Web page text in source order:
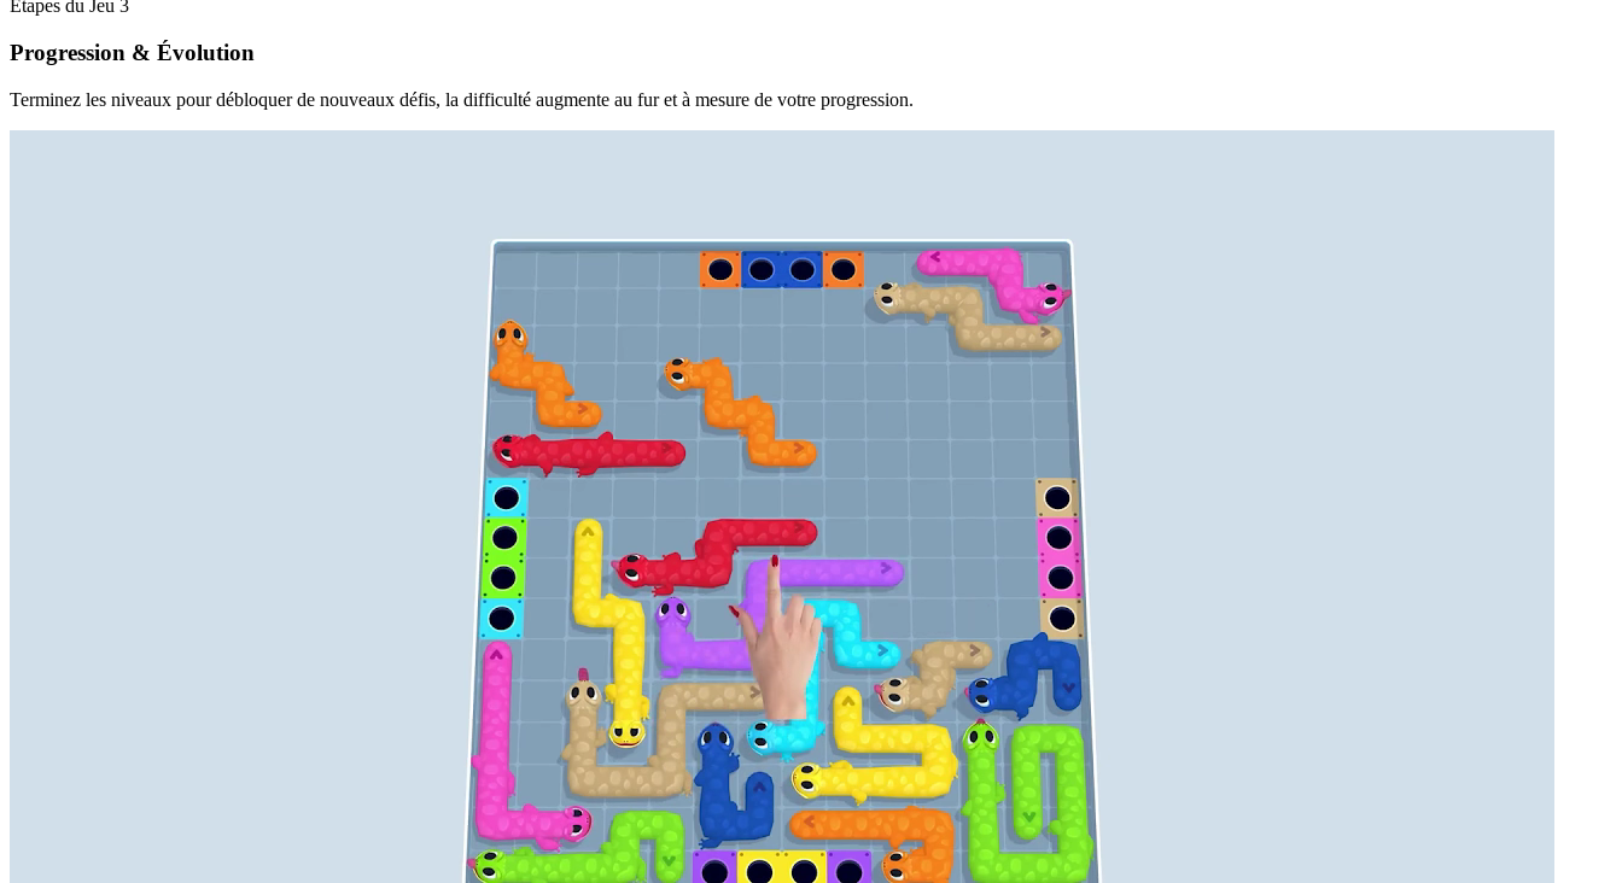
Étapes du Jeu 3
Progression & Évolution
Terminez les niveaux pour débloquer de nouveaux défis, la difficulté augmente au fur et à mesure de votre progression.